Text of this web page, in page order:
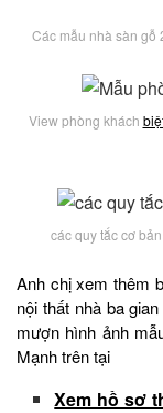
Các mẫu nhà sàn gỗ
View phòng khách
các quy tắc cơ
Anh chị xem thêm
nội thất nhà ba
mượn hình ảnh
Mạnh trên tại
Xem hồ sơ